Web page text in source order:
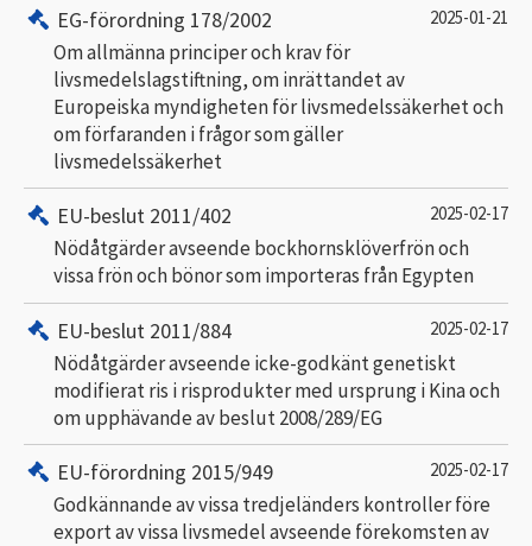
EG-förordning 178/2002 2025-01-21
Om allmänna principer och krav för
livsmedelslagstiftning, om inrättandet av
Europeiska myndigheten för livsmedelssäkerhet och
om förfaranden i frågor som gäller
livsmedelssäkerhet
EU-beslut 2011/402 2025-02-17
Nödåtgärder avseende bockhornsklöverfrön och
vissa frön och bönor som importeras från Egypten
EU-beslut 2011/884 2025-02-17
Nödåtgärder avseende icke-godkänt genetiskt
modifierat ris i risprodukter med ursprung i Kina och
om upphävande av beslut 2008/289/EG
EU-förordning 2015/949 2025-02-17
Godkännande av vissa tredjeländers kontroller före
export av vissa livsmedel avseende förekomsten av